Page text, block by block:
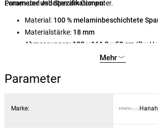
Lernen und Arbeiten am Computer.
Parameter und Spezifikationen:
Material: 100 % melaminbeschichtete
Materialstärke: 18 mm
Abmessungen: 120 × 161,8 × 50 cm (B × H
Nussbaum/Anthrazit
Mehr
Parameter
Marke: